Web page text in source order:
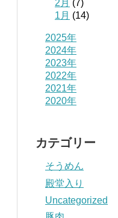
2月 (7)
1月 (14)
2025年
2024年
2023年
2022年
2021年
2020年
カテゴリー
そうめん
殿堂入り
Uncategorized